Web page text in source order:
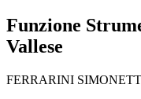
Funzione
Vallese
FERRARINI